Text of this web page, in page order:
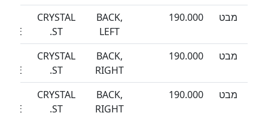
מבט
190.000
BACK,
LEFT
CRYSTAL
ST.
מבט
190.000
BACK,
RIGHT
CRYSTAL
ST.
מבט
190.000
BACK,
RIGHT
CRYSTAL
ST.